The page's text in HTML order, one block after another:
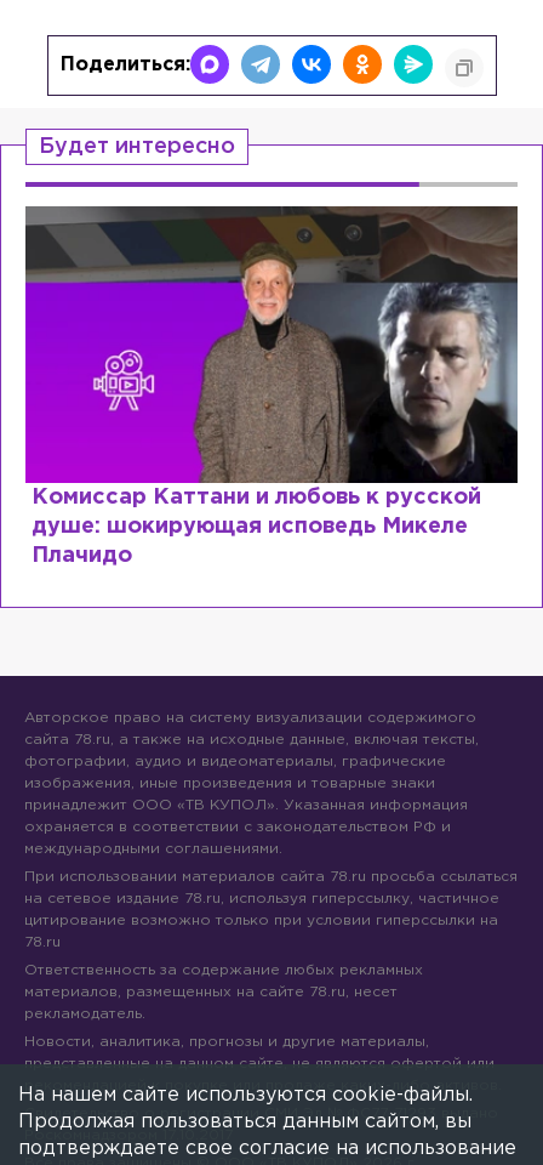
Поделиться:
Будет интересно
к русской
Микеле
Специалист с напрасным
почему мир разочаровался
Авторское право на систему визуализации содержимого
сайта 78.ru, а также на исходные данные, включая тексты,
фотографии, аудио и видеоматериалы, графические
изображения, иные произведения и товарные знаки
принадлежит ООО «ТВ КУПОЛ». Указанная информация
охраняется в соответствии с законодательством РФ и
международными соглашениями.
При использовании материалов сайта 78.ru просьба ссылаться
на сетевое издание 78.ru, используя гиперссылку, частичное
цитирование возможно только при условии гиперссылки на
78.ru
Ответственность за содержание любых рекламных
материалов, размещенных на сайте 78.ru, несет
рекламодатель.
Новости, аналитика, прогнозы и другие материалы,
представленные на данном сайте, не являются офертой или
рекомендацией к покупке или продаже каких-либо активов.
Свидетельство о регистрации СМИ Эл № ФС77-71293 выдано
На нашем сайте используются cookie-файлы.
Продолжая пользоваться данным сайтом, вы
подтверждаете свое согласие на использование